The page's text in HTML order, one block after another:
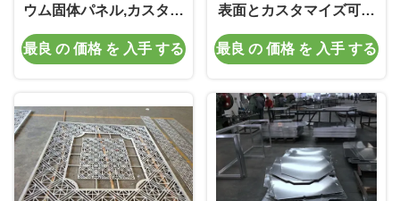
ウム固体パネル,カスタマ
イズ可能なRAL色とCNC
ターレットパンシング
最良 の 価格 を 入手 する
表面とカスタマイズ可能
なデザインを備えた厚さ
3mmのアルミニウム無垢
最良 の 価格 を 入手 する